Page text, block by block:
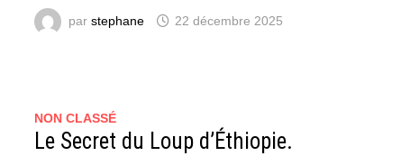
parstephane 22 décembre 2025
NON CLASSÉ
Le Secret du Loup d’Éthiopie.